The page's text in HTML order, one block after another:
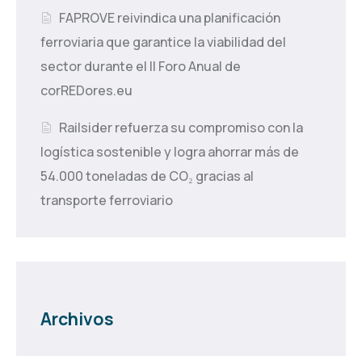
FAPROVE reivindica una planificación
ferroviaria que garantice la viabilidad del
sector durante el II Foro Anual de
corREDores.eu
Railsider refuerza su compromiso con la
logística sostenible y logra ahorrar más de
54.000 toneladas de CO₂ gracias al
transporte ferroviario
Archivos